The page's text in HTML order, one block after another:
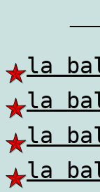
la
la
la
la